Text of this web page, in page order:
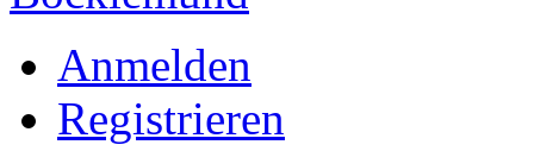
Anmelden
Registrieren